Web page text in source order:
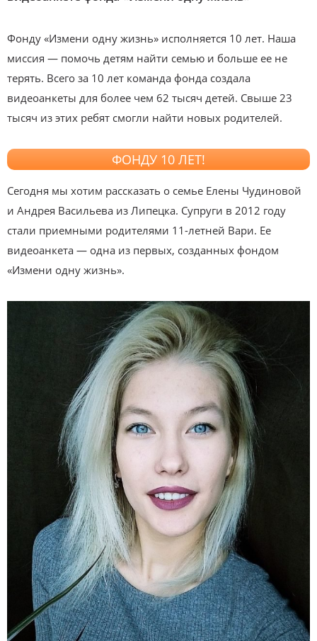
Фонду «Измени одну жизнь» исполняется 10 лет. Наша
миссия — помочь детям найти семью и больше ее не
терять. Всего за 10 лет команда фонда создала
видеоанкеты для более чем 62 тысяч детей. Свыше 23
тысяч из этих ребят смогли найти новых родителей.
ФОНДУ 10 ЛЕТ!
Сегодня мы хотим рассказать о семье Елены Чудиновой
и Андрея Васильева из Липецка. Супруги в 2012 году
стали приемными родителями 11-летней Вари. Ее
видеоанкета — одна из первых, созданных фондом
«Измени одну жизнь».